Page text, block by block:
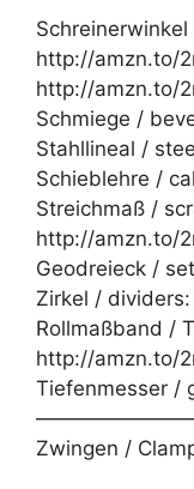
Schreinerwinkel
http://amzn.to/
http://amzn.to/
Schmiege /
Stahllineal /
Schieblehre /
Streichmaß /
http://amzn.to/
Geodreieck /
Zirkel /
Rollmaßband /
http://amzn.to/
Tiefenmesser /
Zwingen /